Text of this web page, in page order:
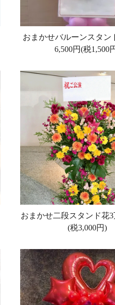
おまかせバルーンスタン
6,500円(税1,500
おまかせ二段スタンド花3
(税3,000円)